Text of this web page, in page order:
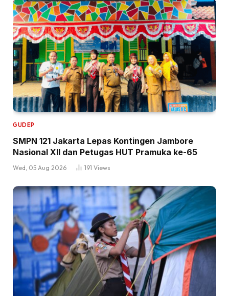
GUDEP
SMPN 121 Jakarta Lepas Kontingen Jambore
Nasional XII dan Petugas HUT Pramuka ke-65
Wed, 05 Aug 2026 191 Views